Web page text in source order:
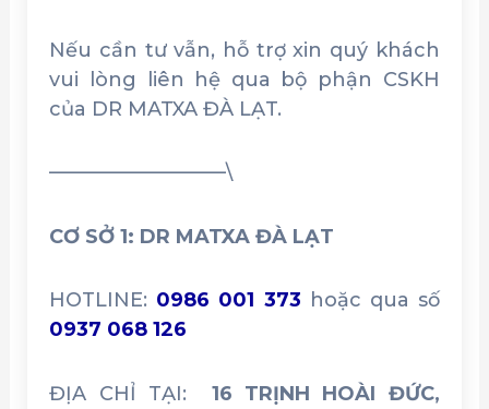
Nếu cần tư vẫn, hỗ trợ xin quý khách
vui lòng liên hệ qua bộ phận CSKH
của DR MATXA ĐÀ LẠT.
—————————\
CƠ SỞ 1: DR MATXA ĐÀ LẠT
HOTLINE: 0986 001 373 hoặc qua số
0937 068 126
ĐỊA CHỈ TẠI: 16 TRỊNH HOÀI ĐỨC,